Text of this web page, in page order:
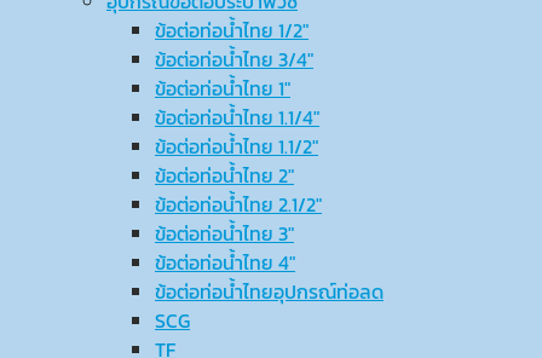
ข้อต่อท่อน้ำไทย 1/2″
ข้อต่อท่อน้ำไทย 3/4″
ข้อต่อท่อน้ำไทย 1″
ข้อต่อท่อน้ำไทย 1.1/4″
ข้อต่อท่อน้ำไทย 1.1/2″
ข้อต่อท่อน้ำไทย 2″
ข้อต่อท่อน้ำไทย 2.1/2″
ข้อต่อท่อน้ำไทย 3″
ข้อต่อท่อน้ำไทย 4″
ข้อต่อท่อน้ำไทยอุปกรณ์ท่อลด
SCG
TF